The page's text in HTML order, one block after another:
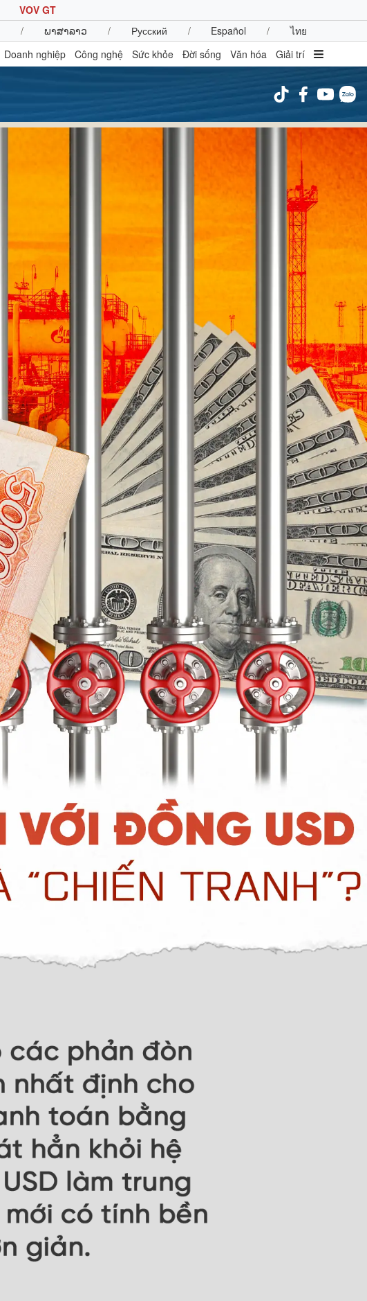
VOV GT
/ ພາສາລາວ / Русский / Español /
ไทย
Doanh nghiệp Công nghệ Sức khỏe Đời sống Văn hóa Giải trí
Thông tin doanh nghiệp
Doanh nghiệp 24h
Doanh nhân
Vì cộng đồng
Chuyển đổi số
Du lịch
Tư vấn
Săn Tour
check-in
Podcast
Câu chuyện thời sự
Đọc truyện đêm khuya
Cửa sổ tình yêu
Kể chuyện cho bé
Hạt giống tâm hồn